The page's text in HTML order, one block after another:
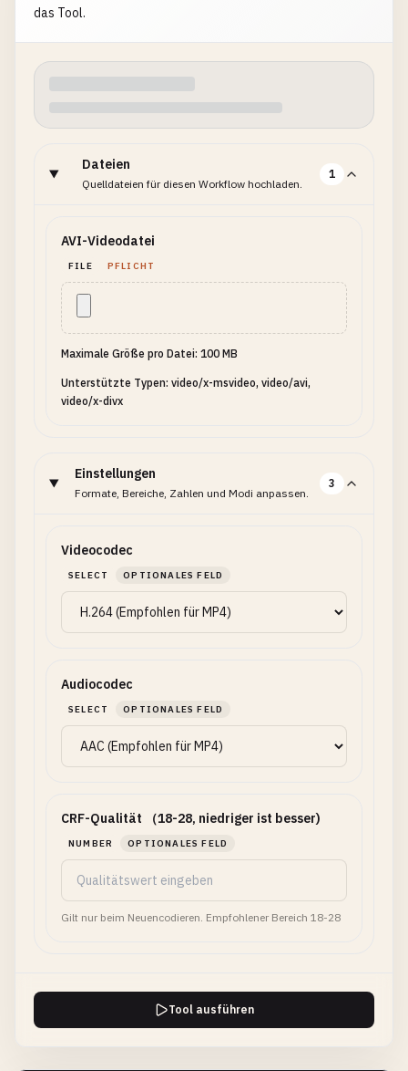
das Tool.
Dateien
Quelldateien für diesen Workflow hochladen.
1
AVI-Videodatei
FILE PFLICHT
Maximale Größe pro Datei: 100 MB
Unterstützte Typen: video/x-msvideo, video/avi,
video/x-divx
Einstellungen
Formate, Bereiche, Zahlen und Modi anpassen.
3
Videocodec
SELECT OPTIONALES FELD
Audiocodec
SELECT OPTIONALES FELD
CRF-Qualität （18-28, niedriger ist besser)
NUMBER OPTIONALES FELD
Gilt nur beim Neuencodieren. Empfohlener Bereich 18-28
Tool ausführen